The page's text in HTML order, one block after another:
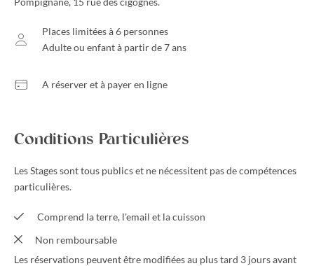
Places limitées à 6 personnes
Adulte ou enfant à partir de 7 ans
A réserver et à payer en ligne
Conditions Particulières
Les Stages sont tous publics et ne nécessitent pas de compétences
particulières.
Comprend la terre, l'email et la cuisson
Non remboursable
Les réservations peuvent être modifiées au plus tard 3 jours avant